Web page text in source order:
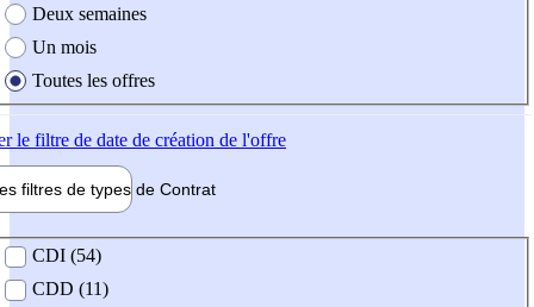
Deux semaines
Un mois
Toutes les offres
le filtre de date de création de l'offre
filtres de types de Contrat
contrat
CDI (54)
CDD (11)